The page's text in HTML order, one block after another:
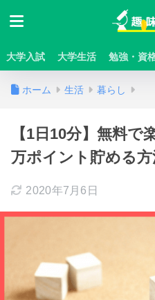
大学入試 大学生活 勉強・資
ホーム 生活 暮らし
【1日10分】無料
万ポイント貯める方
2020年7月6日